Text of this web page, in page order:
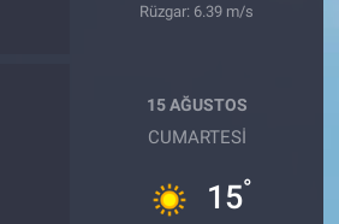
Rüzgar: 6.39 m/s
15 AĞUSTOS
CUMARTESI
15°